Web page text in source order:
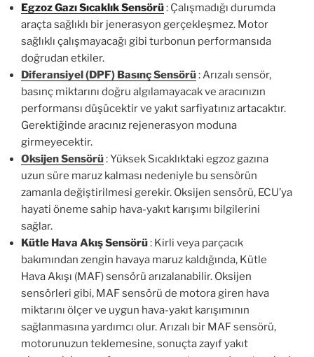
Egzoz Gazı Sıcaklık Sensörü: Çalışmadığı durumda
araçta sağlıklı bir jenerasyon gerçekleşmez. Motor
sağlıklı çalışmayacağı gibi turbonun performansıda
doğrudan etkiler.
Diferansiyel (DPF) Basınç Sensörü: Arızalı sensör,
basınç miktarını doğru algılamayacak ve aracınızın
performansı düşücektir ve yakıt sarfiyatınız artacaktır.
Gerektiğinde aracınız rejenerasyon moduna
girmeyecektir.
Oksijen Sensörü: Yüksek Sıcaklıktaki egzoz gazına
uzun süre maruz kalması nedeniyle bu sensörün
zamanla değiştirilmesi gerekir. Oksijen sensörü, ECU’ya
hayati öneme sahip hava-yakıt karışımı bilgilerini
sağlar.
Kütle Hava Akış Sensörü: Kirli veya parçacık
bakımından zengin havaya maruz kaldığında, Kütle
Hava Akışı (MAF) sensörü arızalanabilir. Oksijen
sensörleri gibi, MAF sensörü de motora giren hava
miktarını ölçer ve uygun hava-yakıt karışımının
sağlanmasına yardımcı olur. Arızalı bir MAF sensörü,
motorunuzun teklemesine, sonuçta zayıf yakıt